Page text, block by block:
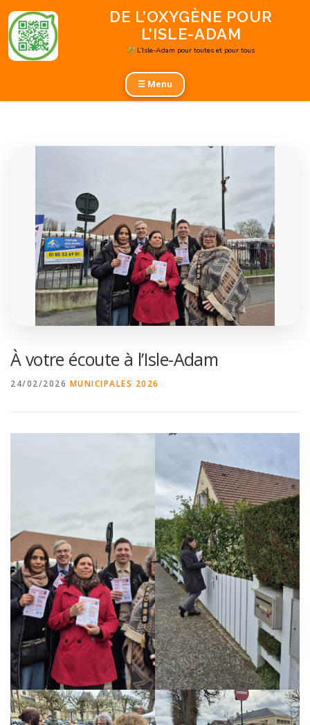
au
contenu
DE L’OXYGÈNE POUR
L’ISLE-ADAM
L’Isle-Adam pour toutes et pour tous
☰ Menu
À votre écoute à l’Isle-Adam
24/02/2026 MUNICIPALES 2026